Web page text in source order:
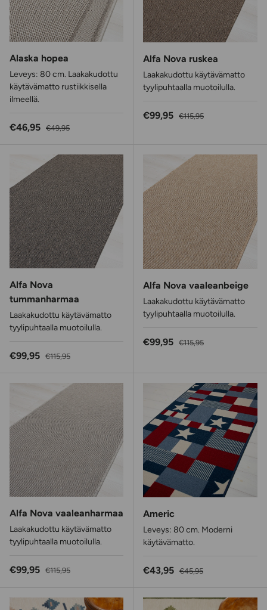
Alaska hopea
Leveys: 80 cm. Laakakudottu
käytävämatto rustiikkisella
ilmeellä.
Alennushinta
€46,95 Normaalihinta
€49,95
Alfa Nova ruskea
Laakakudottu käytävämatto
tyylipuhtaalla muotoilulla.
Alennushinta
€99,95 Normaalihinta
€115,95
Alfa Nova
tummanharmaa
Laakakudottu käytävämatto
tyylipuhtaalla muotoilulla.
Alennushinta
€99,95 Normaalihinta
€115,95
Alfa Nova vaaleanbeige
Laakakudottu käytävämatto
tyylipuhtaalla muotoilulla.
Alennushinta
€99,95 Normaalihinta
€115,95
Alfa Nova vaaleanharmaa
Laakakudottu käytävämatto
tyylipuhtaalla muotoilulla.
Alennushinta
€99,95 Normaalihinta
€115,95
Americ
Leveys: 80 cm. Moderni
käytävämatto.
Alennushinta
€43,95 Normaalihinta
€45,95